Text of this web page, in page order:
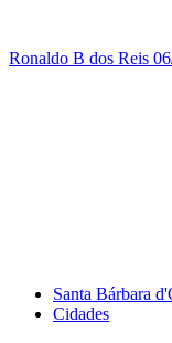
Ronaldo B dos Reis
Santa Bárbara
Cidades